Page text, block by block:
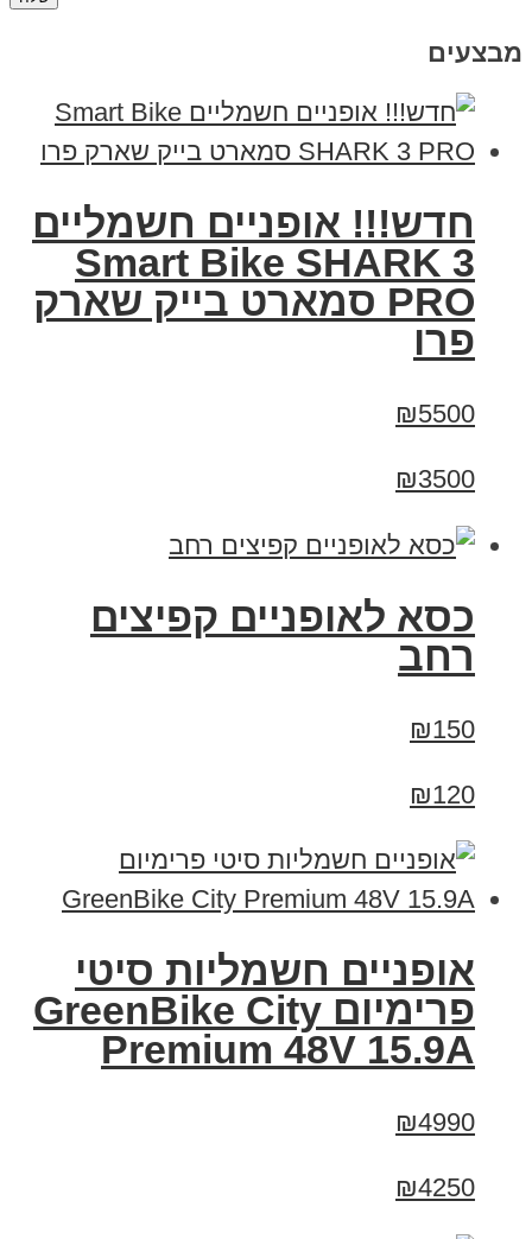
מבצעים
חדש!!! אופניים חשמליים
Smart Bike SHARK 3
PRO סמארט בייק שארק
פרו
₪5500
₪3500
כסא לאופניים קפיצים
רחב
₪150
₪120
אופניים חשמליות סיטי
פרימיום GreenBike City
Premium 48V 15.9A
₪4990
₪4250